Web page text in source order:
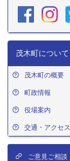
茂木町について
茂木町の概要
町政情報
役場案内
交通・アクセス
ご意見ご相談